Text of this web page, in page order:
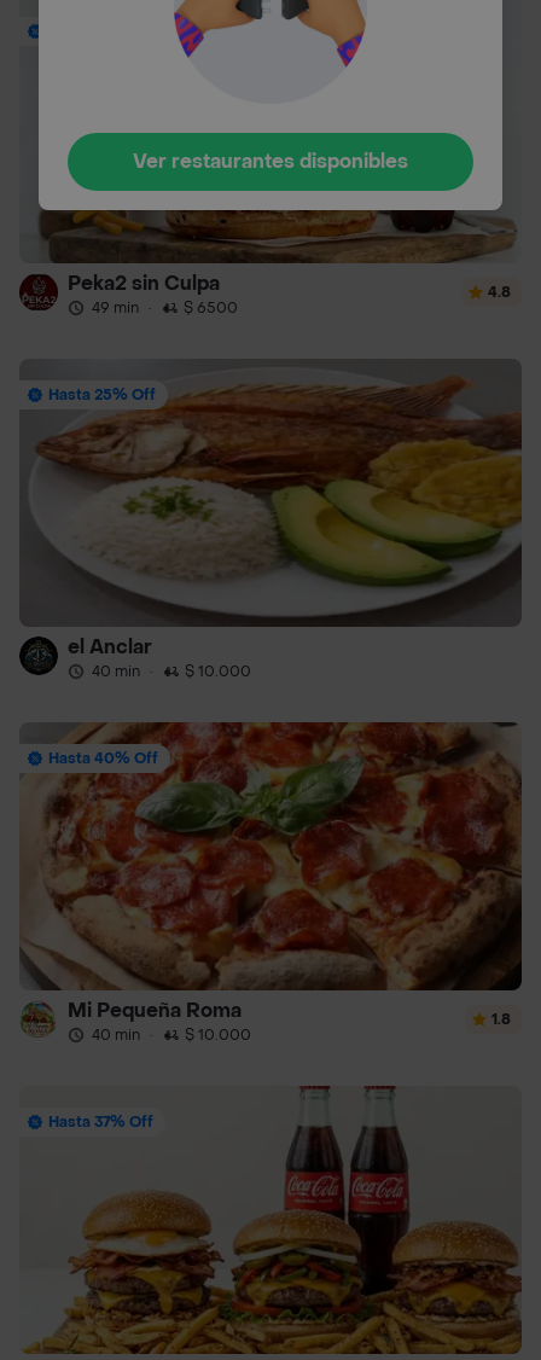
Peka2 sin Culpa
49 min · $ 6500
4.8
Hasta 25% Off
el Anclar
40 min · $ 10.000
Hasta 40% Off
Mi Pequeña Roma
40 min · $ 10.000
1.8
Hasta 37% Off
Ver restaurantes disponibles